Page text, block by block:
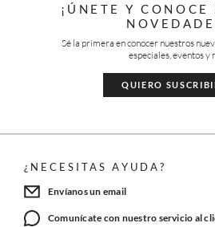
¡ÚNETE Y CONOCE
Sé la primera en conocer nuestros
especiales, eventos y
QUIERO
¿NECESITAS AYUDA?
Envíanos un email
Comunícate con nuestro servicio al